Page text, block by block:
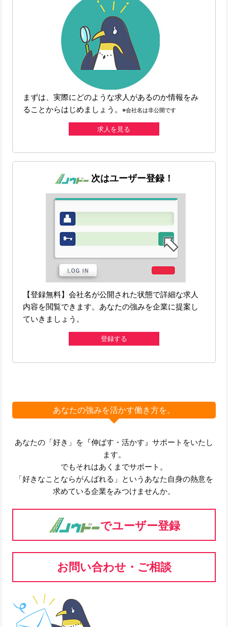
まずは、実際にどのような求人があるのか情報をみ
ることからはじめましょう。※会社名は非公開です
求人を見る
次はユーザー登録！
【登録無料】会社名が公開された状態で詳細な求人
内容を閲覧できます。あなたの強みを企業に提案し
ていきましょう。
登録する
あなたの強みを活かす働き方を。
あなたの「好き」を『伸ばす・活かす』サポートをいたし
ます。
でもそれはあくまでサポート。
「好きなことならがんばれる」というあなた自身の熱意を
求めている企業をみつけませんか。
でユーザー登録
お問い合わせ・ご相談